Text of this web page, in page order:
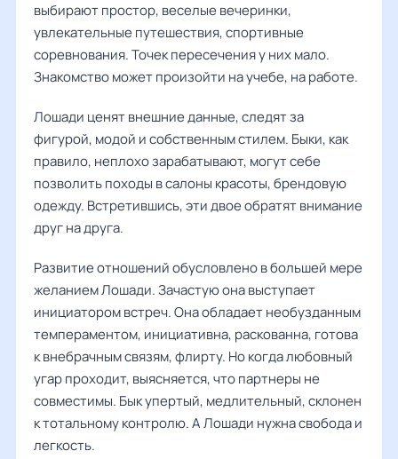
выбирают простор, веселые вечеринки,
увлекательные путешествия, спортивные
соревнования. Точек пересечения у них мало.
Знакомство может произойти на учебе, на работе.
Лошади ценят внешние данные, следят за
фигурой, модой и собственным стилем. Быки, как
правило, неплохо зарабатывают, могут себе
позволить походы в салоны красоты, брендовую
одежду. Встретившись, эти двое обратят внимание
друг на друга.
Развитие отношений обусловлено в большей мере
желанием Лошади. Зачастую она выступает
инициатором встреч. Она обладает необузданным
темпераментом, инициативна, раскованна, готова
к внебрачным связям, флирту. Но когда любовный
угар проходит, выясняется, что партнеры не
совместимы. Бык упертый, медлительный, склонен
к тотальному контролю. А Лошади нужна свобода и
легкость.